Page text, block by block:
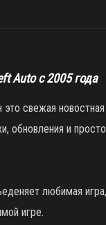
Auto с 2005 года
свежая новостная
обновления и просто
любимая игра,
игре.